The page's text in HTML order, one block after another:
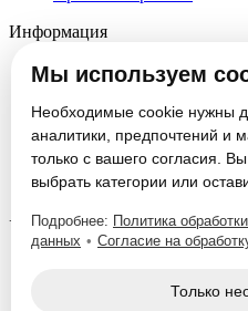
Информация
О компании
Новости
Блог
Вакансии
Контакты
Настроить cookie
Услуги
Изготовление
Мы используем
Необходимые cookie нужны
аналитики, предпочтений и
только с вашего согласия.
выбрать категории или
Подробнее: Политика
данных • Согласие на
Только